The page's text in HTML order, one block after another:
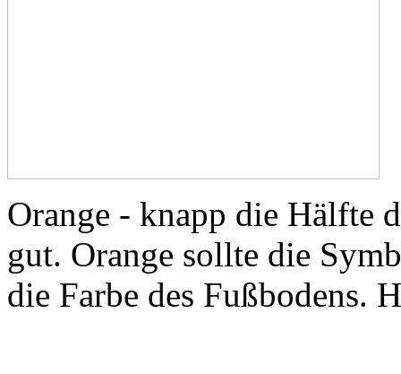
Orange - knapp die Hälfte
gut. Orange sollte die
die Farbe des Fußbodens.